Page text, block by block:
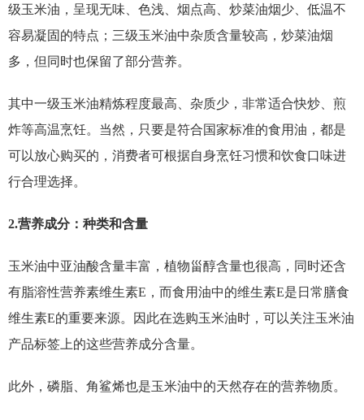
级玉米油，呈现无味、色浅、烟点高、炒菜油烟少、低温不
容易凝固的特点；三级玉米油中杂质含量较高，炒菜油烟
多，但同时也保留了部分营养。
其中一级玉米油精炼程度最高、杂质少，非常适合快炒、煎
炸等高温烹饪。当然，只要是符合国家标准的食用油，都是
可以放心购买的，消费者可根据自身烹饪习惯和饮食口味进
行合理选择。
2.营养成分：种类和含量
玉米油中亚油酸含量丰富，植物甾醇含量也很高，同时还含
有脂溶性营养素维生素E，而食用油中的维生素E是日常膳食
维生素E的重要来源。因此在选购玉米油时，可以关注玉米油
产品标签上的这些营养成分含量。
此外，磷脂、角鲨烯也是玉米油中的天然存在的营养物质。